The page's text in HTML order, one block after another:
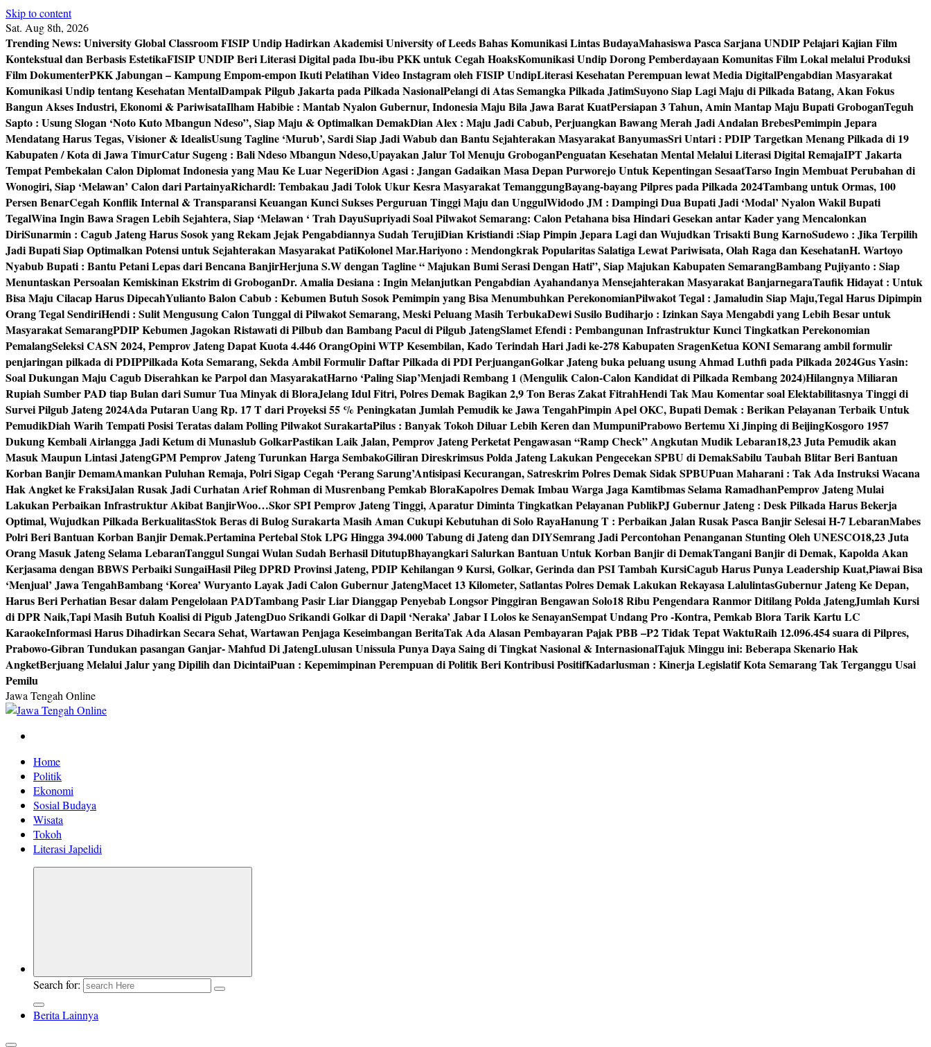
Skip to content
Sat. Aug 8th, 2026
Trending News: University Global Classroom FISIP Undip Hadirkan Akademisi University of Leeds Bahas Komunikasi Lintas BudayaMahasiswa Pasca Sarjana UNDIP Pelajari Kajian Film
Kontekstual dan Berbasis EstetikaFISIP UNDIP Beri Literasi Digital pada Ibu-ibu PKK untuk Cegah HoaksKomunikasi Undip Dorong Pemberdayaan Komunitas Film Lokal melalui Produksi
Film DokumenterPKK Jabungan – Kampung Empom-empon Ikuti Pelatihan Video Instagram oleh FISIP UndipLiterasi Kesehatan Perempuan lewat Media DigitalPengabdian Masyarakat
Komunikasi Undip tentang Kesehatan MentalDampak Pilgub Jakarta pada Pilkada NasionalPelangi di Atas Semangka Pilkada JatimSuyono Siap Lagi Maju di Pilkada Batang, Akan Fokus
Bangun Akses Industri, Ekonomi & PariwisataIlham Habibie : Mantab Nyalon Gubernur, Indonesia Maju Bila Jawa Barat KuatPersiapan 3 Tahun, Amin Mantap Maju Bupati GroboganTeguh
Sapto : Usung Slogan ‘Noto Kuto Mbangun Ndeso”, Siap Maju & Optimalkan DemakDian Alex : Maju Jadi Cabub, Perjuangkan Bawang Merah Jadi Andalan BrebesPemimpin Jepara
Mendatang Harus Tegas, Visioner & IdealisUsung Tagline ‘Murub’, Sardi Siap Jadi Wabub dan Bantu Sejahterakan Masyarakat BanyumasSri Untari : PDIP Targetkan Menang Pilkada di 19
Kabupaten / Kota di Jawa TimurCatur Sugeng : Bali Ndeso Mbangun Ndeso,Upayakan Jalur Tol Menuju GroboganPenguatan Kesehatan Mental Melalui Literasi Digital RemajaIPT Jakarta
Tempat Pembekalan Calon Diplomat Indonesia yang Mau Ke Luar NegeriDion Agasi : Jangan Gadaikan Masa Depan Purworejo Untuk Kepentingan SesaatTarso Ingin Membuat Perubahan di
Wonogiri, Siap ‘Melawan’ Calon dari PartainyaRichardl: Tembakau Jadi Tolok Ukur Kesra Masyarakat TemanggungBayang-bayang Pilpres pada Pilkada 2024Tambang untuk Ormas, 100
Persen BenarCegah Konflik Internal & Transparansi Keuangan Kunci Sukses Perguruan Tinggi Maju dan UnggulWidodo JM : Dampingi Dua Bupati Jadi ‘Modal’ Nyalon Wakil Bupati
TegalWina Ingin Bawa Sragen Lebih Sejahtera, Siap ‘Melawan ‘ Trah DayuSupriyadi Soal Pilwakot Semarang: Calon Petahana bisa Hindari Gesekan antar Kader yang Mencalonkan
DiriSunarmin : Cagub Jateng Harus Sosok yang Rekam Jejak Pengabdiannya Sudah TerujiDian Kristiandi :Siap Pimpin Jepara Lagi dan Wujudkan Trisakti Bung KarnoSudewo : Jika Terpilih
Jadi Bupati Siap Optimalkan Potensi untuk Sejahterakan Masyarakat PatiKolonel Mar.Hariyono : Mendongkrak Popularitas Salatiga Lewat Pariwisata, Olah Raga dan KesehatanH. Wartoyo
Nyabub Bupati : Bantu Petani Lepas dari Bencana BanjirHerjuna S.W dengan Tagline “ Majukan Bumi Serasi Dengan Hati”, Siap Majukan Kabupaten SemarangBambang Pujiyanto : Siap
Menuntaskan Persoalan Kemiskinan Ekstrim di GroboganDr. Amalia Desiana : Ingin Melanjutkan Pengabdian Ayahandanya Mensejahterakan Masyarakat BanjarnegaraTaufik Hidayat : Untuk
Bisa Maju Cilacap Harus DipecahYulianto Balon Cabub : Kebumen Butuh Sosok Pemimpin yang Bisa Menumbuhkan PerekonomianPilwakot Tegal : Jamaludin Siap Maju,Tegal Harus Dipimpin
Orang Tegal SendiriHendi : Sulit Mengusung Calon Tunggal di Pilwakot Semarang, Meski Peluang Masih TerbukaDewi Susilo Budiharjo : Izinkan Saya Mengabdi yang Lebih Besar untuk
Masyarakat SemarangPDIP Kebumen Jagokan Ristawati di Pilbub dan Bambang Pacul di Pilgub JatengSlamet Efendi : Pembangunan Infrastruktur Kunci Tingkatkan Perekonomian
PemalangSeleksi CASN 2024, Pemprov Jateng Dapat Kuota 4.446 OrangOpini WTP Kesembilan, Kado Terindah Hari Jadi ke-278 Kabupaten SragenKetua KONI Semarang ambil formulir
penjaringan pilkada di PDIPPilkada Kota Semarang, Sekda Ambil Formulir Daftar Pilkada di PDI PerjuanganGolkar Jateng buka peluang usung Ahmad Luthfi pada Pilkada 2024Gus Yasin:
Soal Dukungan Maju Cagub Diserahkan ke Parpol dan MasyarakatHarno ‘Paling Siap’Menjadi Rembang 1 (Mengulik Calon-Calon Kandidat di Pilkada Rembang 2024)Hilangnya Miliaran
Rupiah Sumber PAD tiap Bulan dari Sumur Tua Minyak di BloraJelang Idul Fitri, Polres Demak Bagikan 2,9 Ton Beras Zakat FitrahHendi Tak Mau Komentar soal Elektabilitasnya Tinggi di
Survei Pilgub Jateng 2024Ada Putaran Uang Rp. 17 T dari Proyeksi 55 % Peningkatan Jumlah Pemudik ke Jawa TengahPimpin Apel OKC, Bupati Demak : Berikan Pelayanan Terbaik Untuk
PemudikDiah Warih Tempati Posisi Teratas dalam Polling Pilwakot SurakartaPilus : Banyak Tokoh Diluar Lebih Keren dan MumpuniPrabowo Bertemu Xi Jinping di BeijingKosgoro 1957
Dukung Kembali Airlangga Jadi Ketum di Munaslub GolkarPastikan Laik Jalan, Pemprov Jateng Perketat Pengawasan “Ramp Check” Angkutan Mudik Lebaran18,23 Juta Pemudik akan
Masuk Maupun Lintasi JatengGPM Pemprov Jateng Turunkan Harga SembakoGiliran Direskrimsus Polda Jateng Lakukan Pengecekan SPBU di DemakSabilu Taubah Blitar Beri Bantuan
Korban Banjir DemamAmankan Puluhan Remaja, Polri Sigap Cegah ‘Perang Sarung’Antisipasi Kecurangan, Satreskrim Polres Demak Sidak SPBUPuan Maharani : Tak Ada Instruksi Wacana
Hak Angket ke FraksiJalan Rusak Jadi Curhatan Arief Rohman di Musrenbang Pemkab BloraKapolres Demak Imbau Warga Jaga Kamtibmas Selama RamadhanPemprov Jateng Mulai
Lakukan Perbaikan Infrastruktur Akibat BanjirWoo…Skor SPI Pemprov Jateng Tinggi, Aparatur Diminta Tingkatkan Pelayanan PublikPJ Gubernur Jateng : Desk Pilkada Harus Bekerja
Optimal, Wujudkan Pilkada BerkualitasStok Beras di Bulog Surakarta Masih Aman Cukupi Kebutuhan di Solo RayaHanung T : Perbaikan Jalan Rusak Pasca Banjir Selesai H-7 LebaranMabes
Polri Beri Bantuan Korban Banjir Demak.Pertamina Pertebal Stok LPG Hingga 394.000 Tabung di Jateng dan DIYSemrang Jadi Percontohan Penanganan Stunting Oleh UNESCO18,23 Juta
Orang Masuk Jateng Selama LebaranTanggul Sungai Wulan Sudah Berhasil DitutupBhayangkari Salurkan Bantuan Untuk Korban Banjir di DemakTangani Banjir di Demak, Kapolda Akan
Kerjasama dengan BBWS Perbaiki SungaiHasil Pileg DPRD Provinsi Jateng, PDIP Kehilangan 9 Kursi, Golkar, Gerinda dan PSI Tambah KursiCagub Harus Punya Leadership Kuat,Piawai Bisa
‘Menjual’ Jawa TengahBambang ‘Korea’ Wuryanto Layak Jadi Calon Gubernur JatengMacet 13 Kilometer, Satlantas Polres Demak Lakukan Rekayasa LalulintasGubernur Jateng Ke Depan,
Harus Beri Perhatian Besar dalam Pengelolaan PADTambang Pasir Liar Dianggap Penyebab Longsor Pinggiran Bengawan Solo18 Ribu Pengendara Ranmor Ditilang Polda JatengJumlah Kursi
di DPR Naik,Tapi Masih Butuh Koalisi di Pigub JatengDuo Srikandi Golkar di Dapil ‘Neraka’ Jabar I Lolos ke SenayanSempat Undang Pro -Kontra, Pemkab Blora Tarik Kartu LC
KaraokeInformasi Harus Dihadirkan Secara Sehat, Wartawan Penjaga Keseimbangan BeritaTak Ada Alasan Pembayaran Pajak PBB –P2 Tidak Tepat WaktuRaih 12.096.454 suara di Pilpres,
Prabowo-Gibran Tundukan pasangan Ganjar- Mahfud Di JatengLulusan Unissula Punya Daya Saing di Tingkat Nasional & InternasionalTajuk Minggu ini: Beberapa Skenario Hak
AngketBerjuang Melalui Jalur yang Dipilih dan DicintaiPuan : Kepemimpinan Perempuan di Politik Beri Kontribusi PositifKadarlusman : Kinerja Legislatif Kota Semarang Tak Terganggu Usai
Pemilu
Jawa Tengah Online
Berita Jawa Tengah Terbaru dan Terkini
Home
Politik
Ekonomi
Sosial Budaya
Wisata
Tokoh
Literasi Japelidi
Search for:
Berita Lainnya